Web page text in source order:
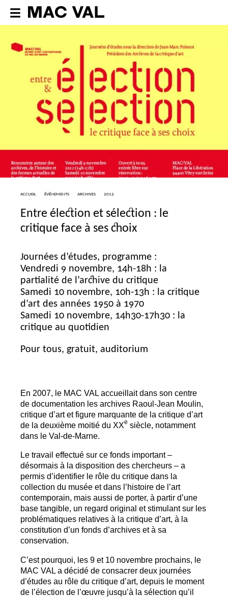
ACCUEIL ÉVÉNEMENTS ARCHIVES 2012
Entre élection et sélection : le
critique face à ses choix
Journées d’études, programme :
Vendredi 9 novembre, 14h-18h : la
partialité de l’archive du critique
Samedi 10 novembre, 10h-13h : la critique
d’art des années 1950 à 1970
Samedi 10 novembre, 14h30-17h30 : la
critique au quotidien
Pour tous, gratuit, auditorium
En 2007, le MAC VAL accueillait dans son centre
de documentation les archives Raoul-Jean Moulin,
critique d’art et figure marquante de la critique d’art
de la deuxième moitié du XXe siècle, notamment
dans le Val-de-Marne.
Le travail effectué sur ce fonds important –
désormais à la disposition des chercheurs – a
permis d’identifier le rôle du critique dans la
collection du musée et dans l’histoire de l’art
contemporain, mais aussi de porter, à partir d’une
base tangible, un regard original et stimulant sur les
problématiques relatives à la critique d’art, à la
constitution d’un fonds d’archives et à sa
conservation.
C’est pourquoi, les 9 et 10 novembre prochains, le
MAC VAL a décidé de consacrer deux journées
d’études au rôle du critique d’art, depuis le moment
de l’élection de l’œuvre jusqu’à la sélection qu’il